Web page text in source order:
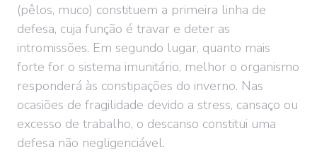
(pêlos, muco) constituem a primeira linha de
defesa, cuja função é travar e deter as
intromissões. Em segundo lugar, quanto mais
forte for o sistema imunitário, melhor o organismo
responderá às constipações do inverno. Nas
ocasiões de fragilidade devido a stress, cansaço ou
excesso de trabalho, o descanso constitui uma
defesa não negligenciável.